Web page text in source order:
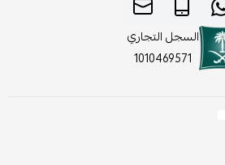
السجل التجاري
1010469571